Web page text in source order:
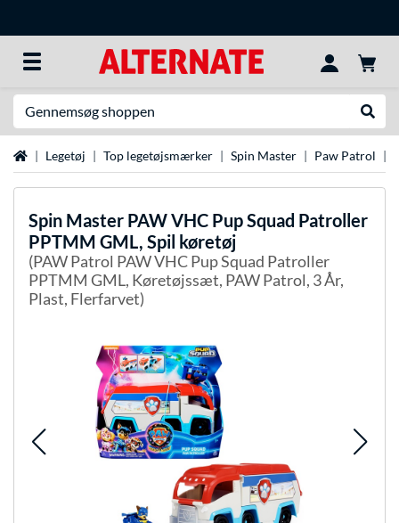
StartsideLegetøj Top legetøjsmærker Spin Master Paw Patrol
Spin Master PAW VHC Pup Squad Patroller
PPTMM GML, Spil køretøj
(PAW Patrol PAW VHC Pup Squad Patroller
PPTMM GML, Køretøjssæt, PAW Patrol, 3 År,
Plast, Flerfarvet)